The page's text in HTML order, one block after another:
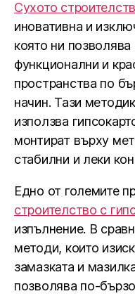
Сухото
иновативна и
която ни
функционални и
пространства по
начин. Тази
използва
монтират върху
стабилни и леки
Едно от големите
строителство с
изпълнение. В
методи, които
замазката и
позволява по-